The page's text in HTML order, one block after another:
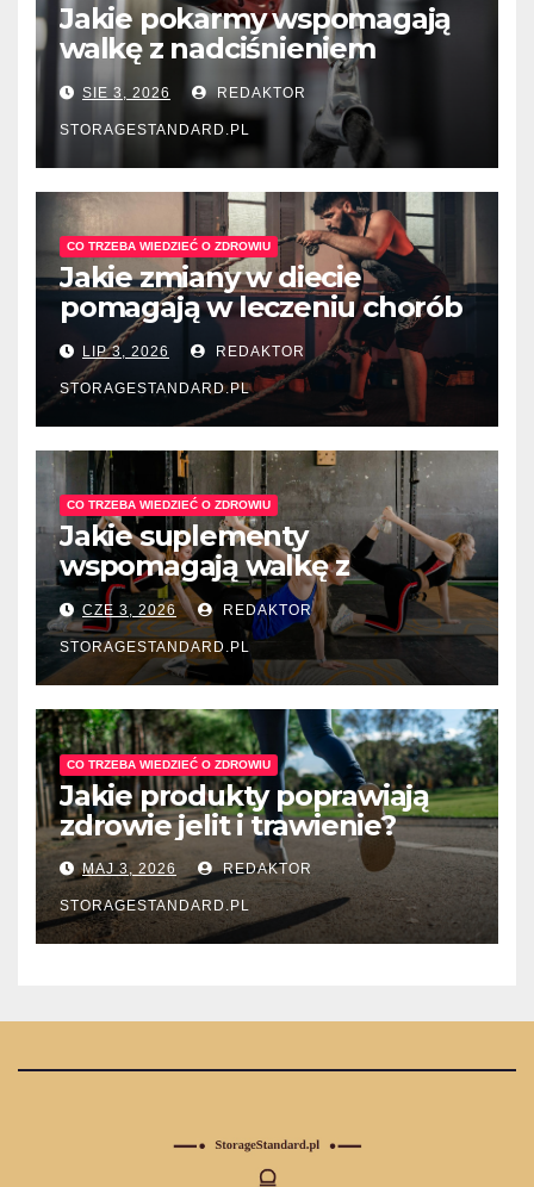
Jakie pokarmy wspomagają
walkę z nadciśnieniem
tętniczym?
SIE 3, 2026 REDAKTOR
STORAGESTANDARD.PL
CO TRZEBA WIEDZIEĆ O ZDROWIU
Jakie zmiany w diecie
pomagają w leczeniu chorób
układu pokarmowego?
LIP 3, 2026 REDAKTOR
STORAGESTANDARD.PL
CO TRZEBA WIEDZIEĆ O ZDROWIU
Jakie suplementy
wspomagają walkę z
depresją sezonową?
CZE 3, 2026 REDAKTOR
STORAGESTANDARD.PL
CO TRZEBA WIEDZIEĆ O ZDROWIU
Jakie produkty poprawiają
zdrowie jelit i trawienie?
MAJ 3, 2026 REDAKTOR
STORAGESTANDARD.PL